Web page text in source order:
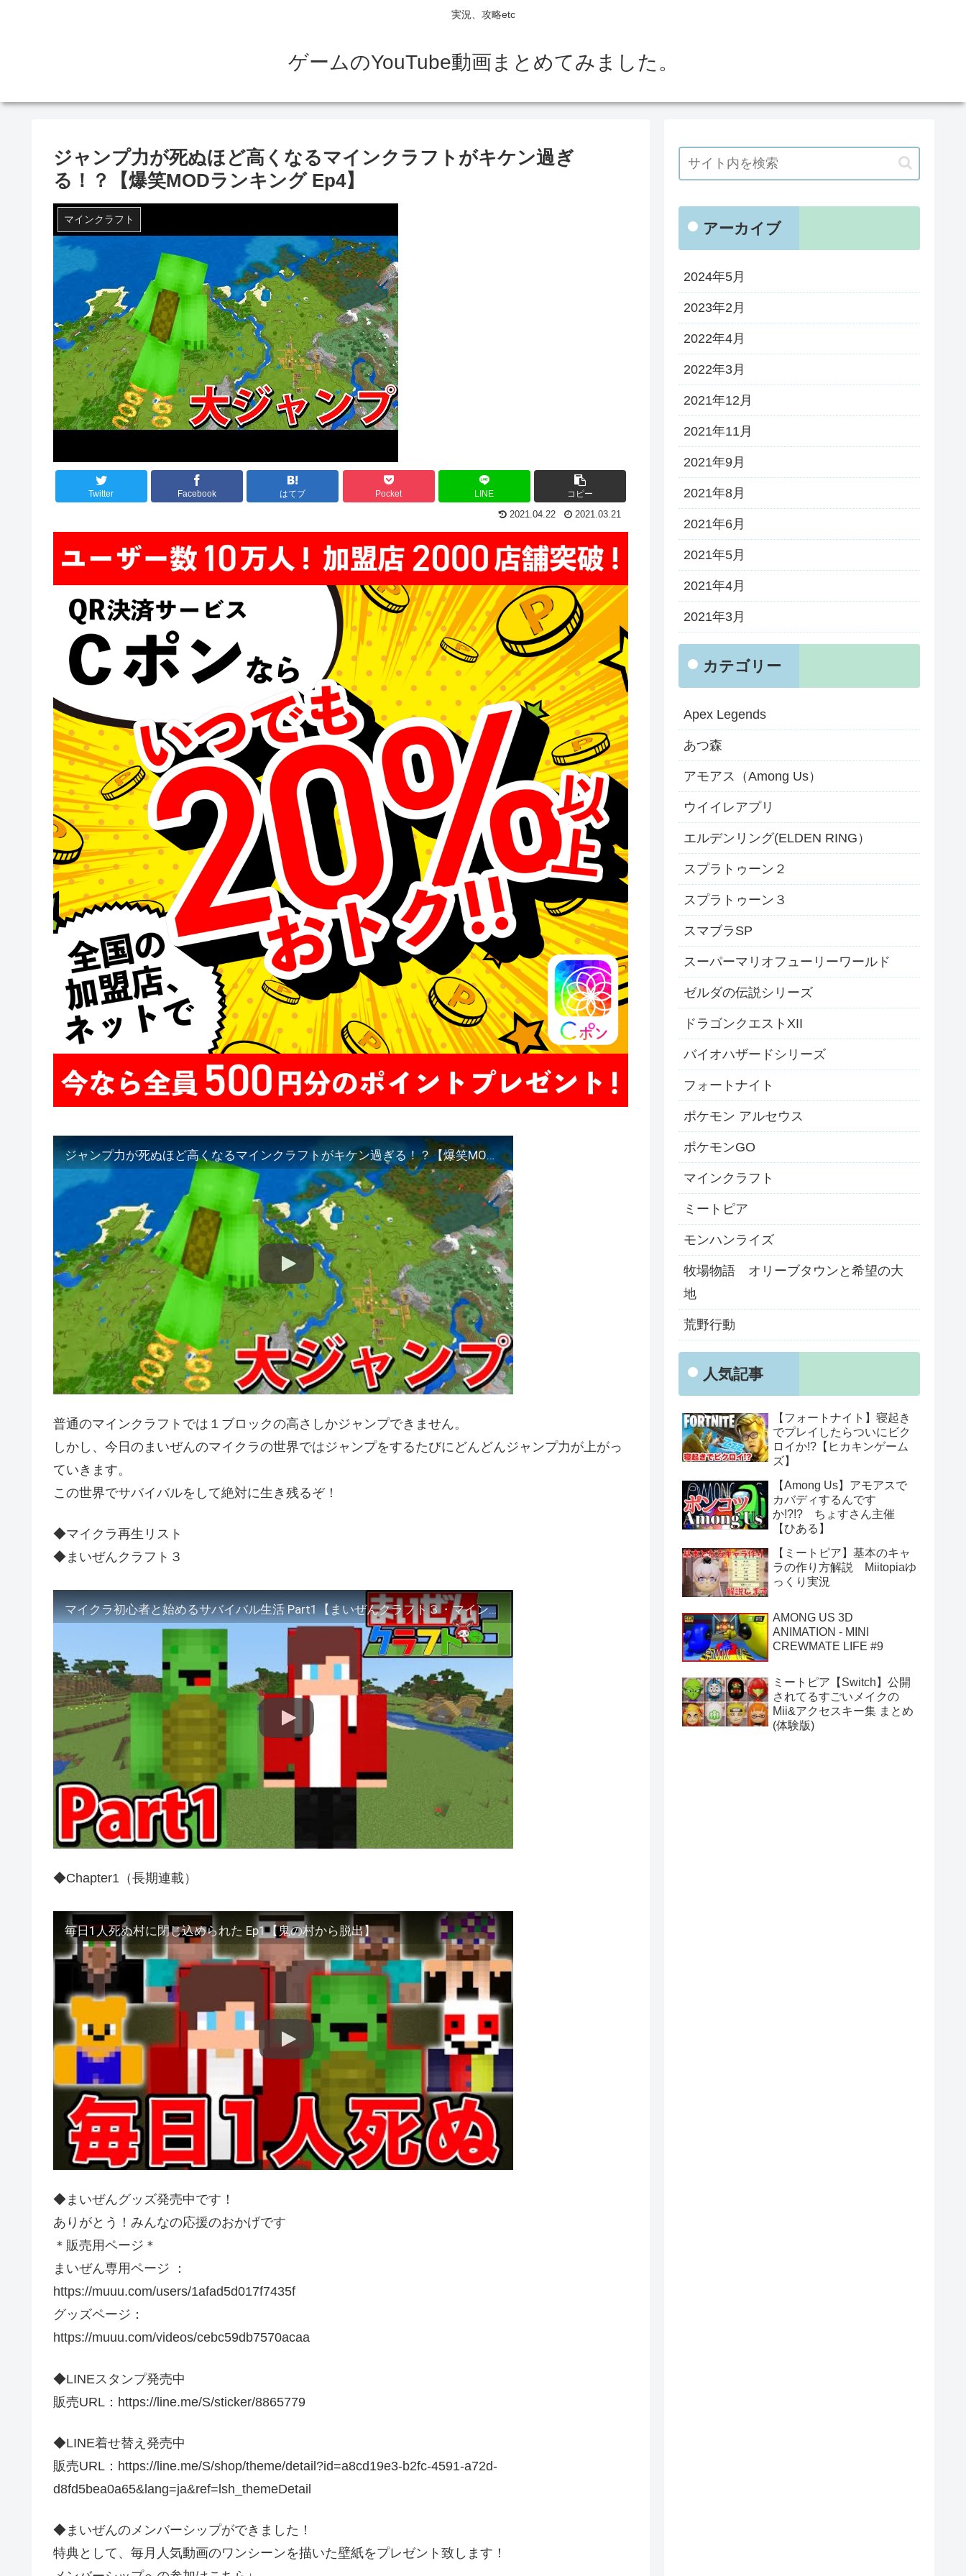
実況、攻略etc
ゲームのYouTube動画まとめてみました。
ジャンプ力が死ぬほど高くなるマインクラフトがキケン過ぎ
る！？【爆笑MODランキング Ep4】
マインクラフト
Twitter Facebook はてブ Pocket LINE コピー
2021.04.22 2021.03.21
ジャンプ力が死ぬほど高くなるマインクラフトがキケン過ぎる！？【爆笑MODランキング Ep4】
普通のマインクラフトでは１ブロックの高さしかジャンプできません。
しかし、今日のまいぜんのマイクラの世界ではジャンプをするたびにどんどんジャンプ力が上がっ
ていきます。
この世界でサバイバルをして絶対に生き残るぞ！
◆マイクラ再生リスト
◆まいぜんクラフト３
マイクラ初心者と始めるサバイバル生活 Part1【まいぜんクラフト３・マインクラフト・まいくら】
◆Chapter1（長期連載）
毎日1人死ぬ村に閉じ込められた Ep1【鬼の村から脱出】
◆まいぜんグッズ発売中です！
ありがとう！みんなの応援のおかげです
＊販売用ページ＊
まいぜん専用ページ ：
https://muuu.com/users/1afad5d017f7435f
グッズページ：
https://muuu.com/videos/cebc59db7570acaa
◆LINEスタンプ発売中
販売URL：https://line.me/S/sticker/8865779
◆LINE着せ替え発売中
販売URL：https://line.me/S/shop/theme/detail?id=a8cd19e3-b2fc-4591-a72d-
d8fd5bea0a65&lang=ja&ref=lsh_themeDetail
◆まいぜんのメンバーシップができました！
特典として、毎月人気動画のワンシーンを描いた壁紙をプレゼント致します！
アーカイブ
2024年5月
2023年2月
2022年4月
2022年3月
2021年12月
2021年11月
2021年9月
2021年8月
2021年6月
2021年5月
2021年4月
2021年3月
カテゴリー
Apex Legends
あつ森
アモアス（Among Us）
ウイイレアプリ
エルデンリング(ELDEN RING）
スプラトゥーン２
スプラトゥーン３
スマブラSP
スーパーマリオフューリーワールド
ゼルダの伝説シリーズ
ドラゴンクエストXII
バイオハザードシリーズ
フォートナイト
ポケモン アルセウス
ポケモンGO
マインクラフト
ミートピア
モンハンライズ
牧場物語 オリーブタウンと希望の大
地
荒野行動
人気記事
【フォートナイト】寝起き
でプレイしたらついにビク
ロイか!?【ヒカキンゲーム
ズ】
【Among Us】アモアスで
カバディするんです
か!?!? ちょすさん主催
【ひある】
【ミートピア】基本のキャ
ラの作り方解説 Miitopiaゆ
っくり実況
AMONG US 3D
ANIMATION - MINI
CREWMATE LIFE #9
ミートピア【Switch】公開
されてるすごいメイクの
Mii&アクセスキー集 まとめ
(体験版)